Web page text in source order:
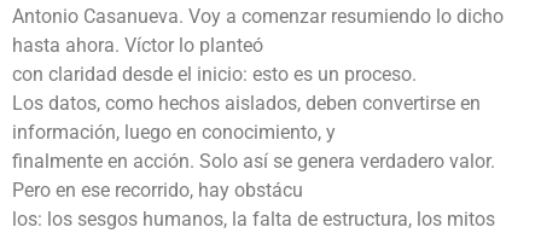
Antonio Casanueva. Voy a comenzar resumiendo lo dicho
hasta ahora. Víctor lo planteó
con claridad desde el inicio: esto es un proceso.
Los datos, como hechos aislados, deben convertirse en
información, luego en conocimiento, y
finalmente en acción. Solo así se genera verdadero valor.
Pero en ese recorrido, hay obstácu
los: los sesgos humanos, la falta de estructura, los mitos